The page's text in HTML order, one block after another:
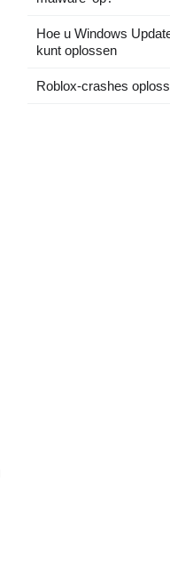
Hoe u Windows
kunt oplossen
Roblox-crashes